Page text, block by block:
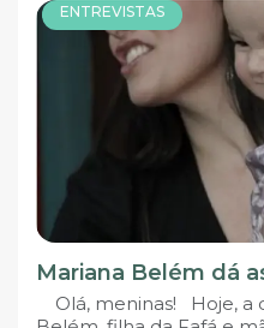
ENTREVISTAS
Mariana Belém dá
Olá, meninas! Hoje, a